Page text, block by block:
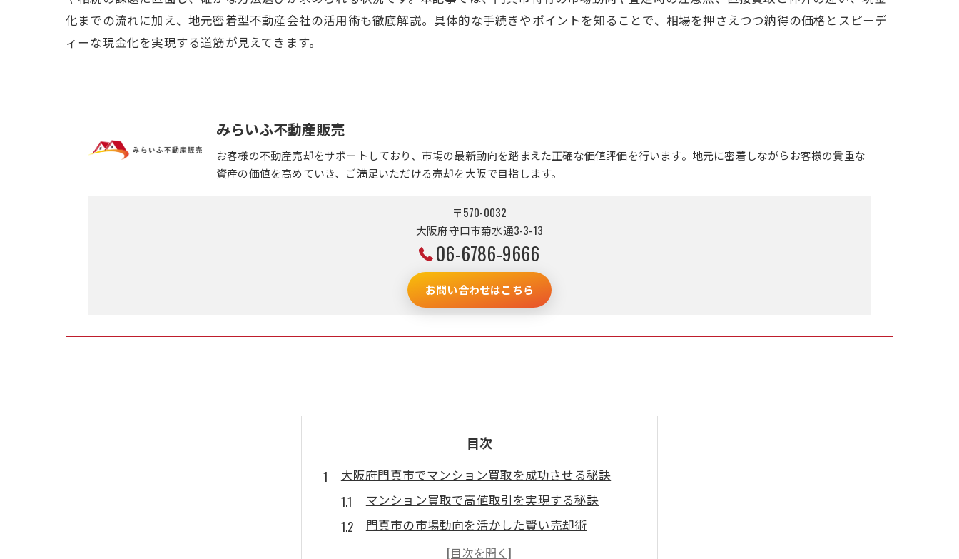
化までの流れに加え、地元密着型不動産会社の活用術も徹底解説。具体的な手続きやポイントを知ることで、相場を押さえつつ納得の価格とスピーデ
ィーな現金化を実現する道筋が見えてきます。
みらいふ不動産販売
お客様の不動産売却をサポートしており、市場の最新動向を踏まえた正確な価値評価を行います。地元に密着しながらお客様の貴重な
資産の価値を高めていき、ご満足いただける売却を大阪で目指します。
〒570-0032
大阪府守口市菊水通3-3-13
06-6786-9666
お問い合わせはこちら
目次
大阪府門真市でマンション買取を成功させる秘訣
マンション買取で高値取引を実現する秘訣
門真市の市場動向を活かした賢い売却術
マンション買取を成功へ導く査定のポイント